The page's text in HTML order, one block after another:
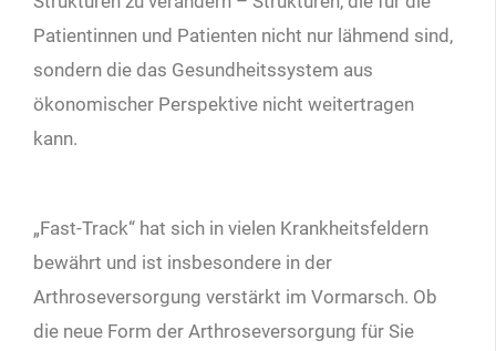
Patientinnen und Patienten nicht nur lähmend sind,
sondern die das Gesundheitssystem aus
ökonomischer Perspektive nicht weitertragen
kann.
„Fast-Track“ hat sich in vielen Krankheitsfeldern
bewährt und ist insbesondere in der
Arthroseversorgung verstärkt im Vormarsch. Ob
die neue Form der Arthroseversorgung für Sie